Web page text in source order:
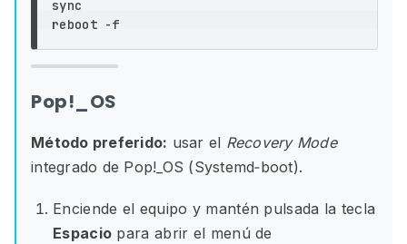
reboot -f
Pop!_OS
Método preferido: usar el Recovery Mode
integrado de Pop!_OS (Systemd‑boot).
Enciende el equipo y mantén pulsada la tecla
Espacio para abrir el menú de